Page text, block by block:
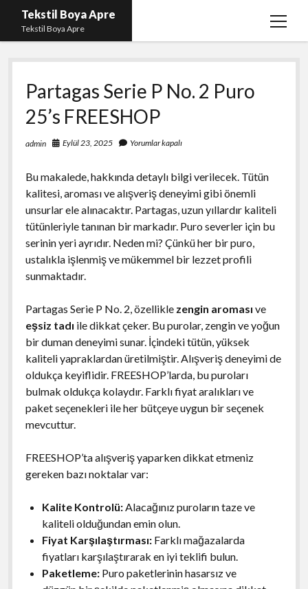
Tekstil Boya Apre
Tekstil Boya Apre
menüyü
Igtv Yorum Yükleme Hilesi Ücretsiz
Liste
Sayfa Listesi
Şifresiz Youtube Beğeni Yükseltme
Partagas Serie P No. 2 Puro
25’s FREESHOP
admin Eylül 23, 2025 Yorumlar kapalı
Bu makalede, hakkında detaylı bilgi verilecek. Tütün
kalitesi, aroması ve alışveriş deneyimi gibi önemli
unsurlar ele alınacaktır. Partagas, uzun yıllardır kaliteli
tütünleriyle tanınan bir markadır. Puro severler için bu
serinin yeri ayrıdır. Neden mi? Çünkü her bir puro,
ustalıkla işlenmiş ve mükemmel bir lezzet profili
sunmaktadır.
Partagas Serie P No. 2, özellikle zengin aroması ve
eşsiz tadı ile dikkat çeker. Bu purolar, zengin ve yoğun
bir duman deneyimi sunar. İçindeki tütün, yüksek
kaliteli yapraklardan üretilmiştir. Alışveriş deneyimi de
oldukça keyiflidir. FREESHOP’larda, bu puroları
bulmak oldukça kolaydır. Farklı fiyat aralıkları ve
paket seçenekleri ile her bütçeye uygun bir seçenek
mevcuttur.
FREESHOP’ta alışveriş yaparken dikkat etmeniz
gereken bazı noktalar var:
Kalite Kontrolü:Alacağınız puroların taze ve
kaliteli olduğundan emin olun.
Fiyat Karşılaştırması:Farklı mağazalarda
fiyatları karşılaştırarak en iyi teklifi bulun.
Paketleme:Puro paketlerinin hasarsız ve